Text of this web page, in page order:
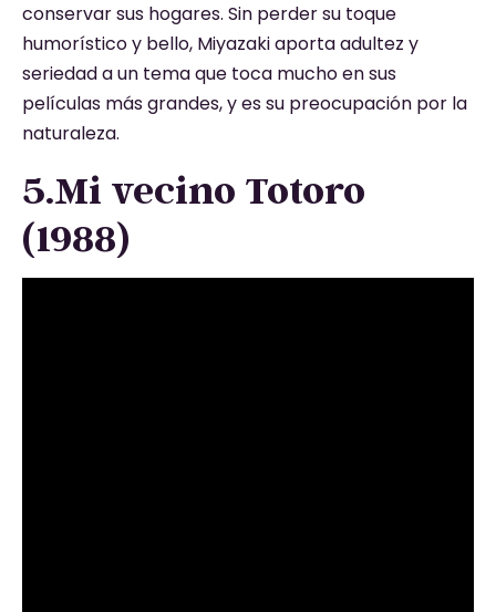
conservar sus hogares. Sin perder su toque
humorístico y bello, Miyazaki aporta adultez y
seriedad a un tema que toca mucho en sus
películas más grandes, y es su preocupación por la
naturaleza.
5.Mi vecino Totoro
(1988)